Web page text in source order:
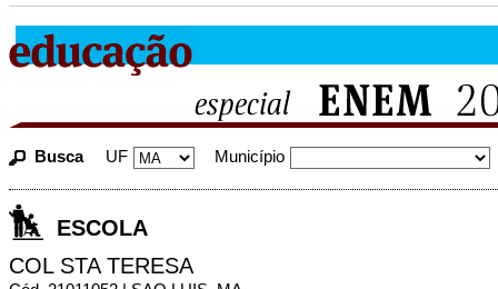
Busca UF Município
ESCOLA
COL STA TERESA